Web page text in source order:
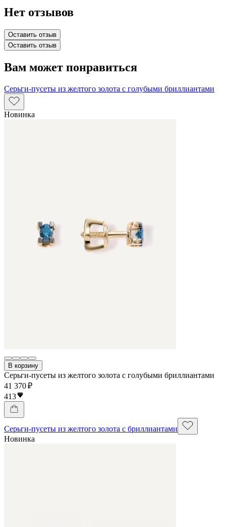
Нет отзывов
Оставить отзыв
Оставить отзыв
Вам может понравиться
Серьги-пусеты из желтого золота с голубыми бриллиантами
Новинка
В корзину
Серьги-пусеты из желтого золота с голубыми бриллиантами
41 370 ₽
413
Серьги-пусеты из желтого золота с бриллиантами
Новинка